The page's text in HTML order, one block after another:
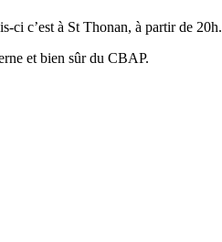
ci c’est à St Thonan, à partir de 20h.
et bien sûr du CBAP.